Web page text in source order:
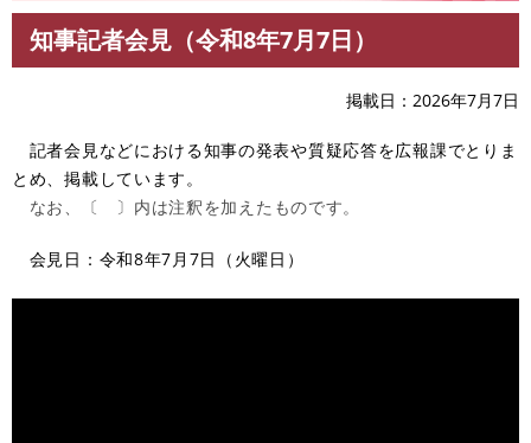
。文
知事記者会見（令和8年7月7日）
掲載日 2026年7月7日
記者会見などにおける知事の発表や質疑応答を広報課でとりま
とめ、掲載しています。
なお、〔 〕内は注釈を加えたものです。
会見日：令和8年7月7日（火曜日）